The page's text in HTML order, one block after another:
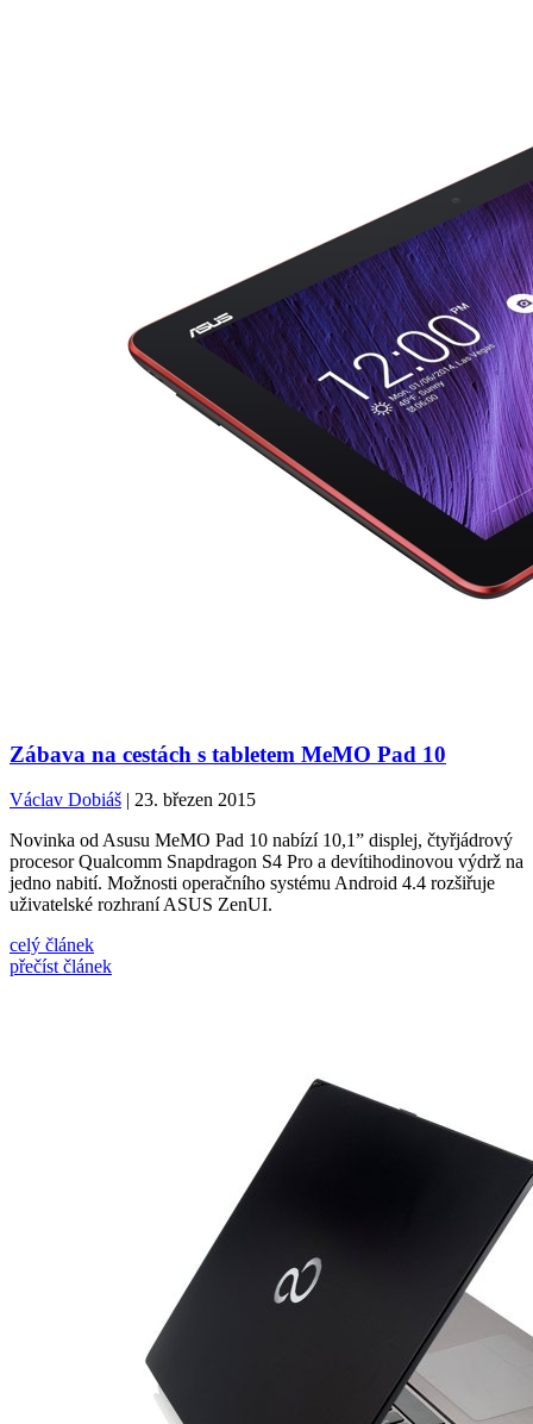
Zábava na cestách s tabletem MeMO Pad 10
Václav Dobiáš | 23. březen 2015
Novinka od Asusu MeMO Pad 10 nabízí 10,1” displej, čtyřjádrový
procesor Qualcomm Snapdragon S4 Pro a devítihodinovou výdrž na
jedno nabití. Možnosti operačního systému Android 4.4 rozšiřuje
uživatelské rozhraní ASUS ZenUI.
celý článek
přečíst článek